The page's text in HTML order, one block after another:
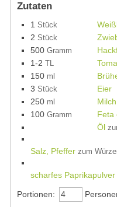
Zutaten
1 Stück
2 Stück
500 Gramm
1-2
TL
150 ml
3 Stück
Eier
250 ml
Milch
100 Gramm
Feta
Öl
Salz, Pfeffer zum
scharfes Paprikapulver
Portionen: